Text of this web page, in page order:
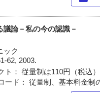
議論－私の今の認識－
ック
62, 2003.
ト： 従量制は110円（税込
ード： 従量制、基本料金制